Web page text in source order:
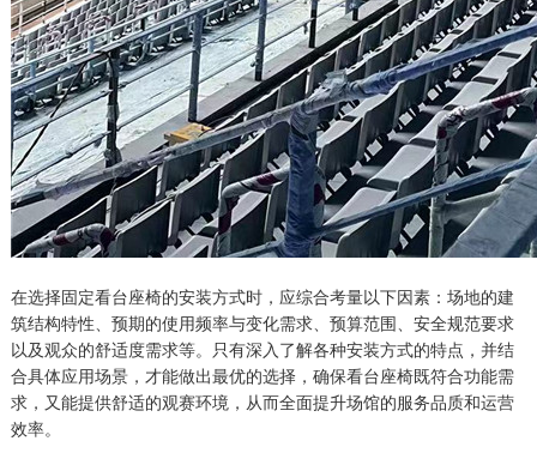
在选择固定看台座椅的安装方式时，应综合考量以下因素：场地的建
筑结构特性、预期的使用频率与变化需求、预算范围、安全规范要求
以及观众的舒适度需求等。只有深入了解各种安装方式的特点，并结
合具体应用场景，才能做出最优的选择，确保看台座椅既符合功能需
求，又能提供舒适的观赛环境，从而全面提升场馆的服务品质和运营
效率。